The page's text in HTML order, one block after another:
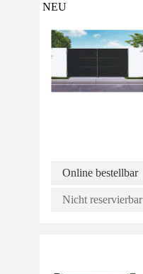
NEU
Online bestellbar
Nicht reservierbar